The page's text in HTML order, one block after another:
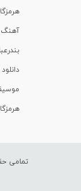
آهنگ
دانلود
تمامی